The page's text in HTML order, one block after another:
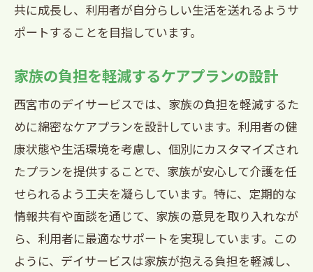
共に成長し、利用者が自分らしい生活を送れるようサ
ポートすることを目指しています。
家族の負担を軽減するケアプランの設計
西宮市のデイサービスでは、家族の負担を軽減するた
めに綿密なケアプランを設計しています。利用者の健
康状態や生活環境を考慮し、個別にカスタマイズされ
たプランを提供することで、家族が安心して介護を任
せられるよう工夫を凝らしています。特に、定期的な
情報共有や面談を通じて、家族の意見を取り入れなが
ら、利用者に最適なサポートを実現しています。この
ように、デイサービスは家族が抱える負担を軽減し、